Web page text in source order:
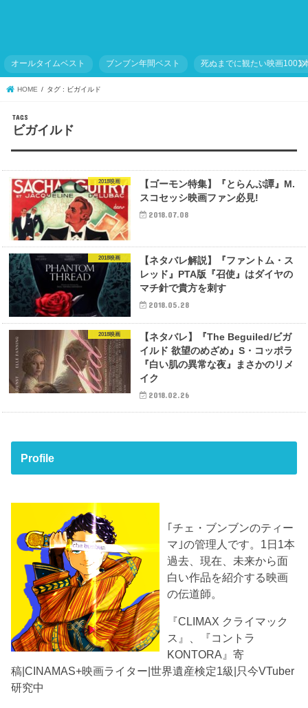
オールタイムベスト ブンブン年間ベスト 死ぬまでに観たい映画1001
HOME タグ : ビガイルド
ビガイルド
2018映画
【ゴーモン特集】『とらんぷ譚』M.
スコセッシ映画ファン必見!
2018.07.08
2018映画
【ネタバレ解説】『ファントム・ス
レッド』PTA版『召使』はダイヤの
マチ針で貴方を刺す
2018.05.28
2018映画
【ネタバレ】『The Beguiled/ビガ
イルド 欲望のめざめ』S・コッポラ
『白い肌の異常な夜』まさかのリメ
イク
2018.02.26
Profile
｢チェ・ブンブンのティー
マ｣の管理人です。1日1本
過去、現在、未来から面
白い作品を紹介する映画
の伝道師。
『CLIMAX クライマック
ス』、『コントラ
KONTORA』寄
稿|CINAMAS+映画ライター|世界遺産検定1級|只今VTuber
研究中